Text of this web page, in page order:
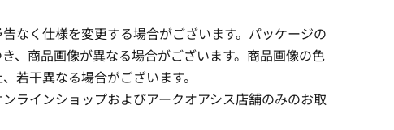
なく仕様を変更する場合がございます。パッケージの
、商品画像が異なる場合がございます。商品画像の色
若干異なる場合がございます。
ラインショップおよびアークオアシス店舗のみのお取